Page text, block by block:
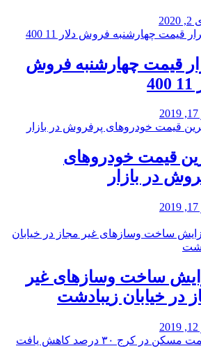
قیمت چهارشنبه فروش
قیمت خودرو‌های
در بازار
ساخت وسازهای غیر
در خیابان زیبادشت